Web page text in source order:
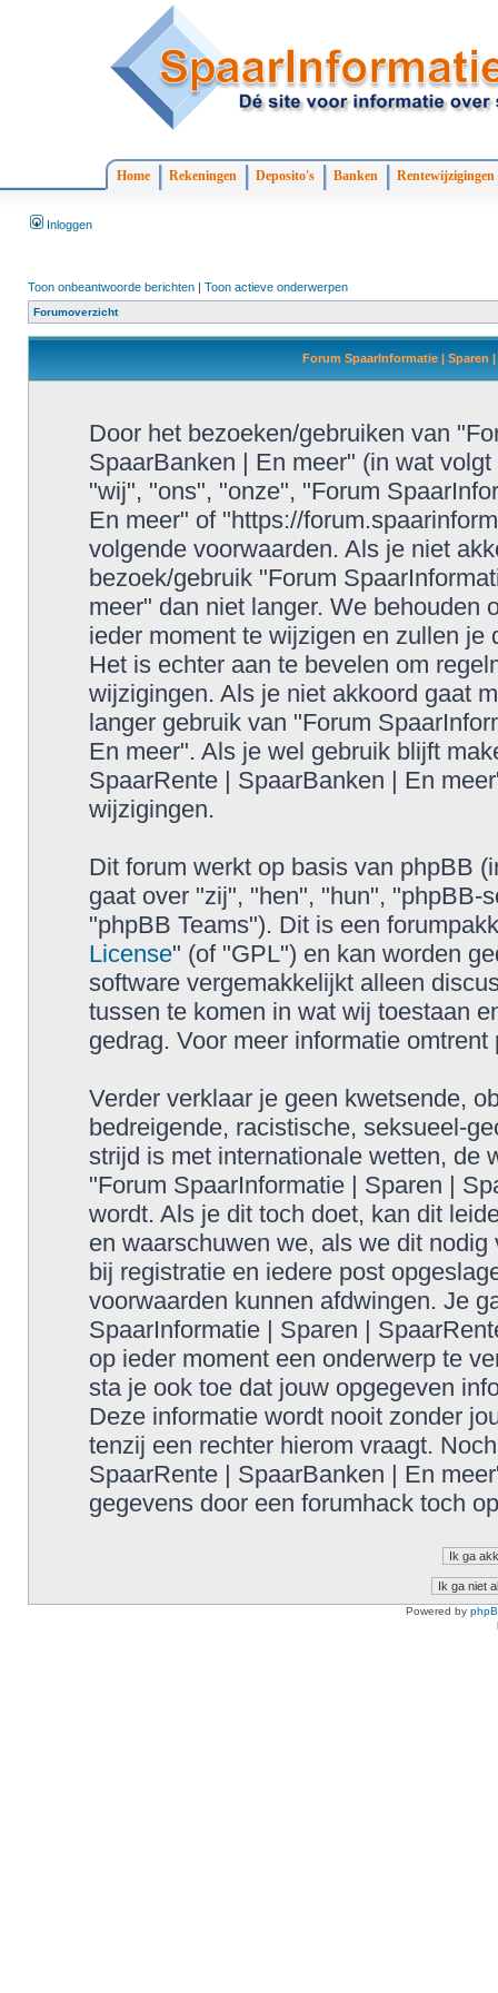
Home Rekeningen Deposito's Banken Rentewijzigingen
Inloggen
Toon onbeantwoorde berichten | Toon actieve onderwerpen
Forumoverzicht
Forum SpaarInformatie | Sparen
Door het bezoeken/gebruiken van
SpaarBanken | En meer" (in wat
"wij", "ons", "onze", "Forum
En meer" of "https://
volgende voorwaarden. Als je niet
bezoek/gebruik "Forum
meer" dan niet langer. We behouden
ieder moment te wijzigen en zullen
Het is echter aan te bevelen om
wijzigingen. Als je niet akkoord gaat
langer gebruik van "Forum
En meer". Als je wel gebruik blijft
SpaarRente | SpaarBanken | En
wijzigingen.
Dit forum werkt op basis van phpBB
gaat over "zij", "hen", "hun", "phpBB-
"phpBB Teams"). Dit is een
License" (of "GPL") en kan worden
software vergemakkelijkt alleen
tussen te komen in wat wij toestaan
gedrag. Voor meer informatie
Verder verklaar je geen kwetsende,
bedreigende, racistische, seksueel-
strijd is met internationale wetten, de
"Forum SpaarInformatie | Sparen |
wordt. Als je dit toch doet, kan dit
en waarschuwen we, als we dit
bij registratie en iedere post
voorwaarden kunnen afdwingen. Je
SpaarInformatie | Sparen |
op ieder moment een onderwerp te
sta je ook toe dat jouw opgegeven
Deze informatie wordt nooit zonder
tenzij een rechter hierom vraagt.
SpaarRente | SpaarBanken | En
gegevens door een forumhack toch
Powered by